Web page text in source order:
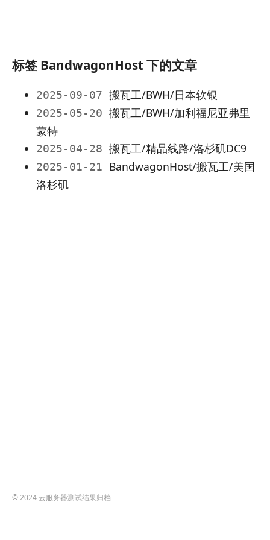
标签 BandwagonHost 下的文章
2025-09-07 搬瓦工/BWH/日本软银
2025-05-20 搬瓦工/BWH/加利福尼亚弗里
蒙特
2025-04-28 搬瓦工/精品线路/洛杉矶DC9
2025-01-21 BandwagonHost/搬瓦工/美国
洛杉矶
© 2024 云服务器测试结果归档